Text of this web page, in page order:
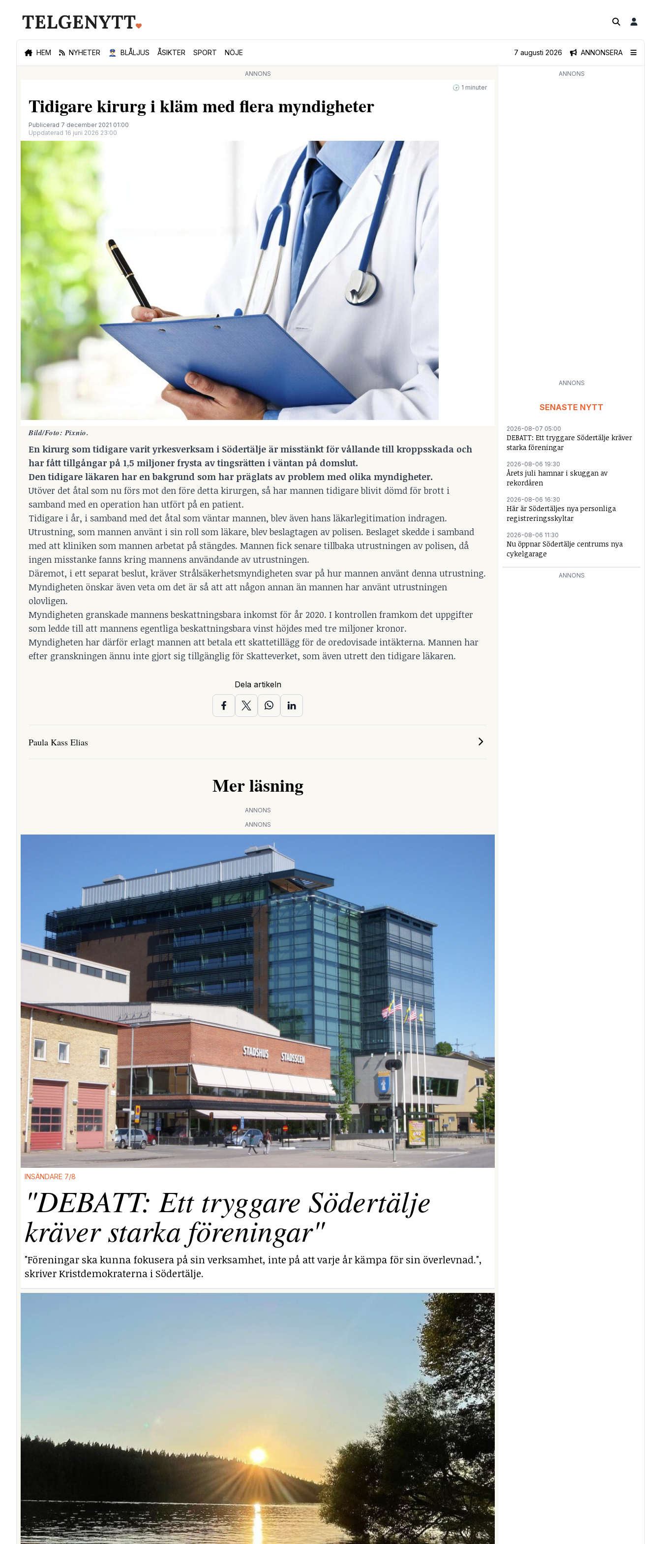
HEM NYHETER 👮🏻‍♂️ BLÅLJUS ÅSIKTER SPORT NÖJE ANNONSERA
7 augusti 2026
ANNONS
🕝 1 minuter
Tidigare kirurg i kläm med flera myndigheter
Publicerad 7 december 2021 01:00
Uppdaterad 16 juni 2026 23:00
Bild/Foto: Pixnio.
En kirurg som tidigare varit yrkesverksam i Södertälje är misstänkt för vållande till kroppsskada och
har fått tillgångar på 1,5 miljoner frysta av tingsrätten i väntan på domslut.
Den tidigare läkaren har en bakgrund som har präglats av problem med olika myndigheter.
Utöver det åtal som nu förs mot den före detta kirurgen, så har mannen tidigare blivit dömd för brott i
samband med en operation han utfört på en patient.
Tidigare i år, i samband med det åtal som väntar mannen, blev även hans läkarlegitimation indragen.
Utrustning, som mannen använt i sin roll som läkare, blev beslagtagen av polisen. Beslaget skedde i samband
med att kliniken som mannen arbetat på stängdes. Mannen fick senare tillbaka utrustningen av polisen, då
ingen misstanke fanns kring mannens användande av utrustningen.
Däremot, i ett separat beslut, kräver Strålsäkerhetsmyndigheten svar på hur mannen använt denna utrustning.
Myndigheten önskar även veta om det är så att att någon annan än mannen har använt utrustningen
olovligen.
Myndigheten granskade mannens beskattningsbara inkomst för år 2020. I kontrollen framkom det uppgifter
som ledde till att mannens egentliga beskattningsbara vinst höjdes med tre miljoner kronor.
Myndigheten har därför erlagt mannen att betala ett skattetillägg för de oredovisade intäkterna. Mannen har
efter granskningen ännu inte gjort sig tillgänglig för Skatteverket, som även utrett den tidigare läkaren.
Dela artikeln
Paula Kass Elias
Mer läsning
ANNONS
ANNONS
INSÄNDARE 7/8
"DEBATT: Ett tryggare Södertälje
kräver starka föreningar"
"Föreningar ska kunna fokusera på sin verksamhet, inte på att varje år kämpa för sin överlevnad.",
skriver Kristdemokraterna i Södertälje.
ANNONS
ANNONS
SENASTE NYTT
2026-08-07 05:00
DEBATT: Ett tryggare Södertälje kräver
starka föreningar
2026-08-06 19:30
Årets juli hamnar i skuggan av
rekordåren
2026-08-06 16:30
Här är Södertäljes nya personliga
registreringsskyltar
2026-08-06 11:30
Nu öppnar Södertälje centrums nya
cykelgarage
ANNONS